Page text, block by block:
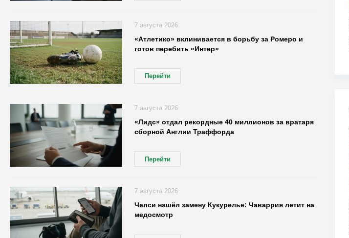
«Атлетико» вклинивается в борьбу за Ромеро и
готов перебить «Интер»
Перейти
7 августа 2026
«Лидс» отдал рекордные 40 миллионов за вратаря
сборной Англии Траффорда
Перейти
7 августа 2026
Челси нашёл замену Кукурелье: Чаваррия летит на
медосмотр
7 августа 2026